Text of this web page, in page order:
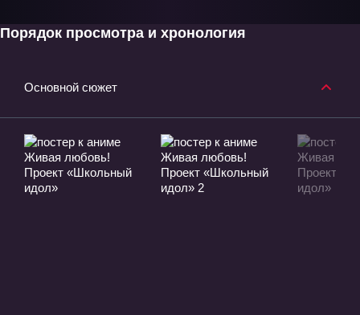
Порядок просмотра и хронология
Основной сюжет